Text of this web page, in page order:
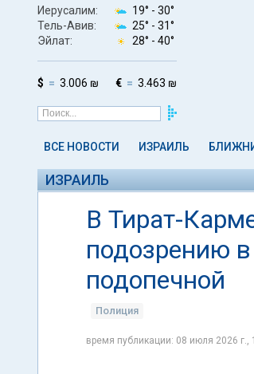
Иерусалим: 19° - 30°
Тель-Авив:
25° - 31°
Эйлат:
28° - 40°
$ 3.006 ₪ € 3.463 ₪
ВСЕ НОВОСТИ ИЗРАИЛЬ
ИЗРАИЛЬ
В Тират-
подозрению
подопечной
Полиция
время публикации: 08 июля 2026